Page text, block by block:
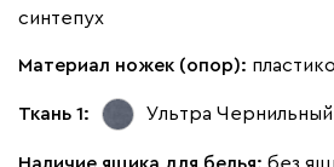
синтепух
Материал ножек (опор):
Ткань 1: Ультра Чернильный
Наличие ящика для белья: без